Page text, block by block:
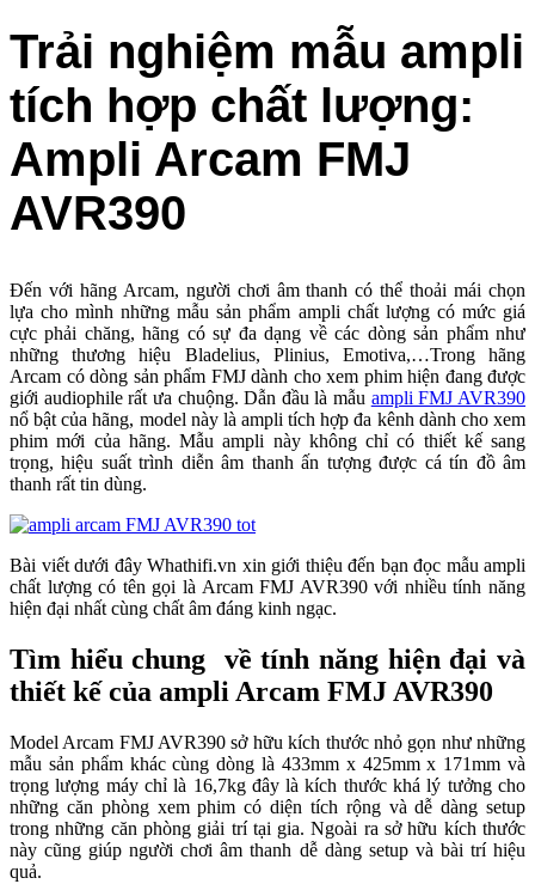
Trải nghiệm mẫu ampli
tích hợp chất lượng:
Ampli Arcam FMJ
AVR390
Đến với hãng Arcam, người chơi âm thanh có thể thoải mái chọn
lựa cho mình những mẫu sản phẩm ampli chất lượng có mức giá
cực phải chăng, hãng có sự đa dạng về các dòng sản phẩm như
những thương hiệu Bladelius, Plinius, Emotiva,…Trong hãng
Arcam có dòng sản phẩm FMJ dành cho xem phim hiện đang được
giới audiophile rất ưa chuộng. Dẫn đầu là mẫu ampli FMJ AVR390
nổ bật của hãng, model này là ampli tích hợp đa kênh dành cho xem
phim mới của hãng. Mẫu ampli này không chỉ có thiết kế sang
trọng, hiệu suất trình diễn âm thanh ấn tượng được cá tín đồ âm
thanh rất tin dùng.
Bài viết dưới đây Whathifi.vn xin giới thiệu đến bạn đọc mẫu ampli
chất lượng có tên gọi là Arcam FMJ AVR390 với nhiều tính năng
hiện đại nhất cùng chất âm đáng kinh ngạc.
Tìm hiểu chung về tính năng hiện đại và
thiết kế của ampli Arcam FMJ AVR390
Model Arcam FMJ AVR390 sở hữu kích thước nhỏ gọn như những
mẫu sản phẩm khác cùng dòng là 433mm x 425mm x 171mm và
trọng lượng máy chỉ là 16,7kg đây là kích thước khá lý tưởng cho
những căn phòng xem phim có diện tích rộng và dễ dàng setup
trong những căn phòng giải trí tại gia. Ngoài ra sở hữu kích thước
này cũng giúp người chơi âm thanh dễ dàng setup và bài trí hiệu
quả.